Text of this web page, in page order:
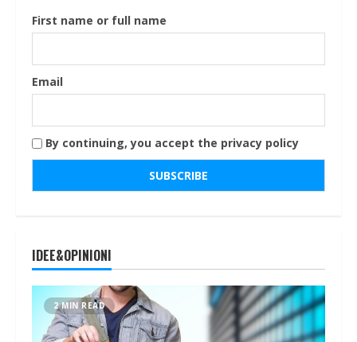
First name or full name
Email
By continuing, you accept the privacy policy
IDEE&OPINIONI
2 MIN READ